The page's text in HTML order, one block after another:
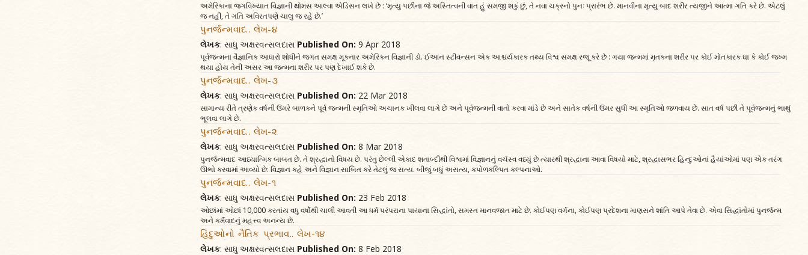
અમેરિકાના જગવિખ્યાત વિજ્ઞાની થોમસ આલ્વા એડિસન લખે છે : ‘મૃત્યુ પછીના જે અસ્તિત્વની વાત હું સમજી શકું છું, તે નવા ચક્રનો પુનઃ પ્રારંભ છે. માનવીના મૃત્યુ બાદ શરીર ત્યજીને આત્મા ગતિ કરે છે. એટલું
જ નહીં, તે ગતિ અવિરતપણે ચાલુ જ રહે છે.’
પુનર્જન્મવાદ.. લેખ-૪
લેખક: સાધુ અક્ષરવત્સલદાસ Published On: 9 Apr 2018
પૂર્વજન્મના વૈજ્ઞાનિક આધારો શોધીને જગત સમક્ષ મૂકનાર અમેરિકન વિજ્ઞાની ડો. ઈઆન સ્ટીવન્સન એક આશ્ચર્યકારક તથ્ય વિશ્વ સમક્ષ રજૂ કરે છે : ગયા જન્મમાં મૃતકના શરીર પર કોઈ મોતકારક ઘા કે કોઈ જખ્મ
થયા હોય તેની અસર આ જન્મના શરીર પર પણ દેખાઈ શકે છે.
પુનર્જન્મવાદ.. લેખ-૩
લેખક: સાધુ અક્ષરવત્સલદાસ Published On: 22 Mar 2018
સામાન્ય રીતે ત્રણેક વર્ષની ઉંમરે બાળકને પૂર્વ જન્મની સ્મૃતિઓ અચાનક ખીલવા લાગે છે અને પૂર્વજન્મની વાતો કરવા માંડે છે અને સાતેક વર્ષની ઉંમર સુધી આ સ્મૃતિઓ જળવાય છે. સાત વર્ષ પછી તે પૂર્વજન્મનું ભાથું
ભૂલવા લાગે છે.
પુનર્જન્મવાદ.. લેખ-૨
લેખક: સાધુ અક્ષરવત્સલદાસ Published On: 8 Mar 2018
પુનર્જન્મવાદ આધ્યાત્મિક બાબત છે. તે શ્રદ્ધાનો વિષય છે. પરંતુ છેલ્લી એકાદ શતાબ્દીથી વિશ્વમાં વિજ્ઞાનનું વર્ચસ્વ વધ્યું છે ત્યારથી શ્રદ્ધાના આવા વિષયો માટે, શ્રદ્ધાસભર હિન્દુઓનાં હૈયાંઓમાં પણ એક તરંગ
ઊભો કરવામાં આવ્યો છે: વિજ્ઞાન કહે અને વિજ્ઞાન સાબિત કરે તેટલું જ સત્ય. બીજું બધું અસત્ય, કપોળકલ્પિત કલ્પનાઓ.
પુનર્જન્મવાદ.. લેખ-૧
લેખક: સાધુ અક્ષરવત્સલદાસ Published On: 23 Feb 2018
ઓછાંમાં ઓછાં 10,000 કરતાંય વધુ વર્ષોથી ચાલી આવતી આ ધર્મ પરંપરાના પાયાના સિદ્ધાંતો, સમસ્ત માનવજાત માટે છે. કોઈપણ વર્ગના, કોઈપણ પ્રદેશના માણસને શાંતિ આપે તેવા છે. એવા સિદ્ધાંતોમાં પુનર્જન્મ
અને કર્મવાદનું મહત્ત્વ અનન્ય છે.
હિંદુઓનો નૈતિક પ્રભાવ.. લેખ-૧૪
લેખક: સાધુ અક્ષરવત્સલદાસ Published On: 8 Feb 2018